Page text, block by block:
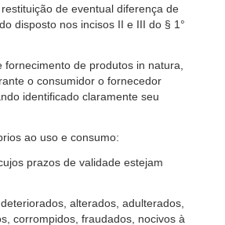
de eventual diferença de
disposto nos incisos II e III do § 1°
fornecimento de produtos in natura,
o consumidor o fornecedor
identificado claramente seu
ao uso e consumo:
prazos de validade estejam
alterados, adulterados,
corrompidos, fraudados, nocivos à